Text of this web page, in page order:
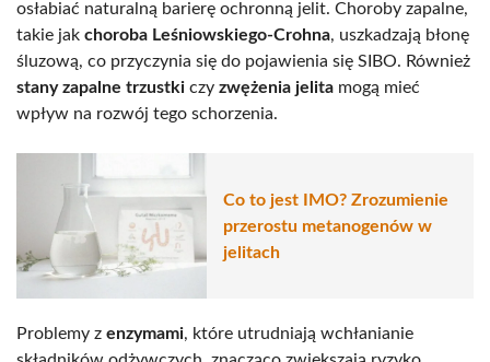
osłabiać naturalną barierę ochronną jelit. Choroby zapalne,
takie jak choroba Leśniowskiego-Crohna, uszkadzają błonę
śluzową, co przyczynia się do pojawienia się SIBO. Również
stany zapalne trzustki czy zwężenia jelita mogą mieć
wpływ na rozwój tego schorzenia.
Co to jest IMO? Zrozumienie
przerostu metanogenów w
jelitach
Problemy z enzymami, które utrudniają wchłanianie